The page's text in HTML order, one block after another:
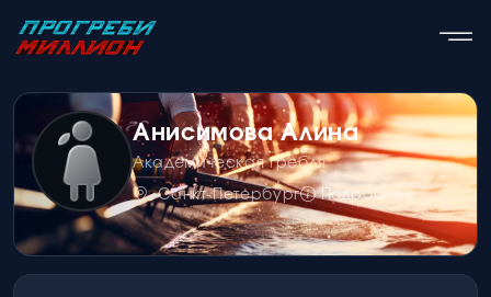
Анисимова Алина
Академическая гребля
Санкт-Петербург Подробнее